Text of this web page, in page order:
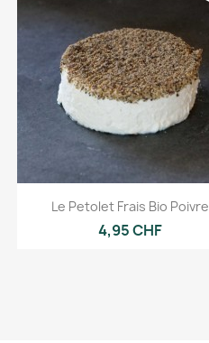
Aperçu rapide
Le Petolet Frais Bio Poivre
4,95 CHF